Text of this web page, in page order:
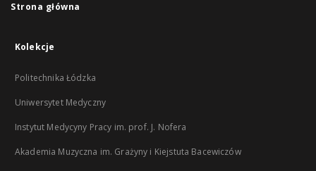
Strona główna
Kolekcje
Politechnika Łódzka
Uniwersytet Medyczny
Instytut Medycyny Pracy im. prof. J. Nofera
Akademia Muzyczna im. Grażyny i Kiejstuta Bacewiczów